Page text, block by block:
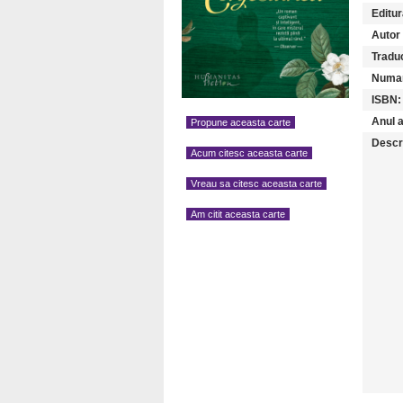
Propune aceasta carte
Acum citesc aceasta carte
Vreau sa citesc aceasta carte
Am citit aceasta carte
Autor
ISBN:
Anul